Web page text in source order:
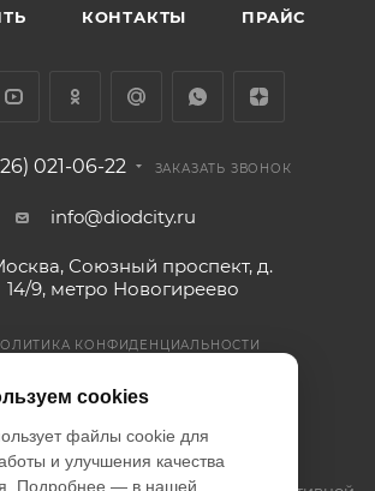
КОНТАКТЫ ПРАЙС
021-06-22 ЗАКАЗАТЬ ЗВОНОК
info@diodcity.ru
Союзный проспект, д.
14/9, метро Новогиреево
КОНФИДЕНЦИАЛЬНОСТИ
cookies
файлы cookie для
и улучшения качества
Подробнее — в нашей